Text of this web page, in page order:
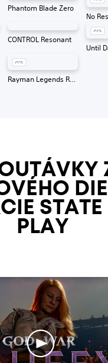
Phantom Blade Zero
CONTROL Resonant
Until
Rayman Legends Retold
PLAY